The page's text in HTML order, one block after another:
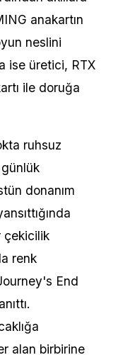
anakartın
neslini
ise üretici, RTX
ile doruğa
ruhsuz
donanım
çekicilik
renk
End
alan birbirine